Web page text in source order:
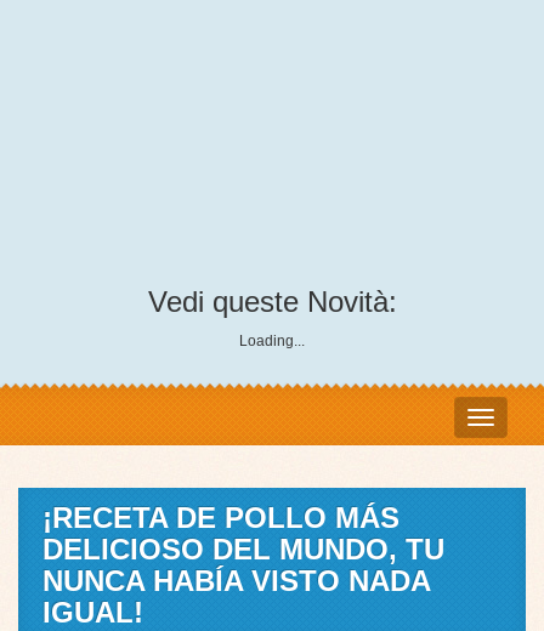
Vedi queste Novità:
Loading...
¡RECETA DE POLLO MÁS
DELICIOSO DEL MUNDO, TU
NUNCA HABÍA VISTO NADA
IGUAL!